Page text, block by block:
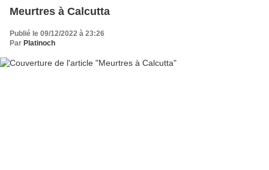
Meurtres à Calcutta
Publié le 09/12/2022 à 23:26
Par Platinoch